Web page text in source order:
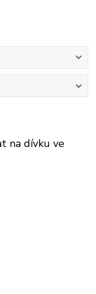
na dívku ve